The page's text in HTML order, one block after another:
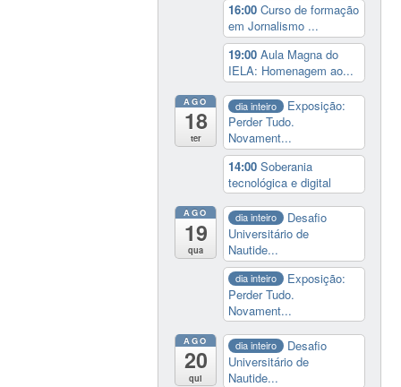
16:00Curso de formação
em Jornalismo ...
19:00Aula Magna do
IELA: Homenagem ao...
AGO
18
ter
dia inteiro
Exposição:
Perder Tudo.
Novament...
14:00Soberania
tecnológica e digital
AGO
19
qua
dia inteiro
Desafio
Universitário de
Nautide...
dia inteiro
Exposição:
Perder Tudo.
Novament...
AGO
20
qui
dia inteiro
Desafio
Universitário de
Nautide...